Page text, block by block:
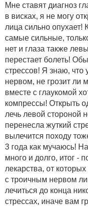
Мне ставят диагноз
в висках, я не могу
лица сильно опухает!
самые сильные,
нет и глаза также
перестает болеть!
стрессов! Я знаю, что
нервом, не грозит ли
вместе с глаукомой
компрессы! Открыть
лечь левой стороной
перенесла жуткий
вылечится походу
3 года как мучаюсь!
много и долго, итог -
лекарства, от
с троичным нервом
лечиться до конца
стрессах, иначе вам